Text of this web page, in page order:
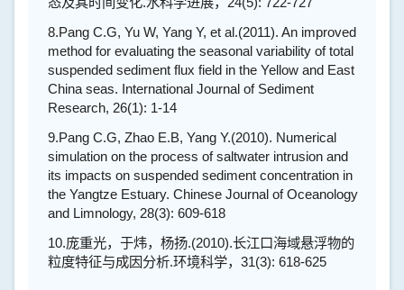
8.Pang C.G, Yu W, Yang Y, et al.(2011). An improved
method for evaluating the seasonal variability of total
suspended sediment flux field in the Yellow and East
China seas. International Journal of Sediment
Research, 26(1): 1-14
9.Pang C.G, Zhao E.B, Yang Y.(2010). Numerical
simulation on the process of saltwater intrusion and
its impacts on suspended sediment concentration in
the Yangtze Estuary. Chinese Journal of Oceanology
and Limnology, 28(3): 609-618
10.庞重光，于炜，杨扬.(2010).长江口海域悬浮物的
粒度特征与成因分析.环境科学， 31(3): 618-625